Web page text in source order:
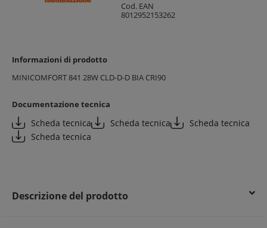
Cod. EAN
8012952153262
Informazioni di prodotto
MINICOMFORT 841 28W CLD-D-D BIA CRI90
Documentazione tecnica
Scheda tecnica Scheda tecnica
Scheda tecnica
Scheda tecnica
Descrizione del prodotto